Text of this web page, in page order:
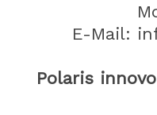
E-Mail:
Polaris